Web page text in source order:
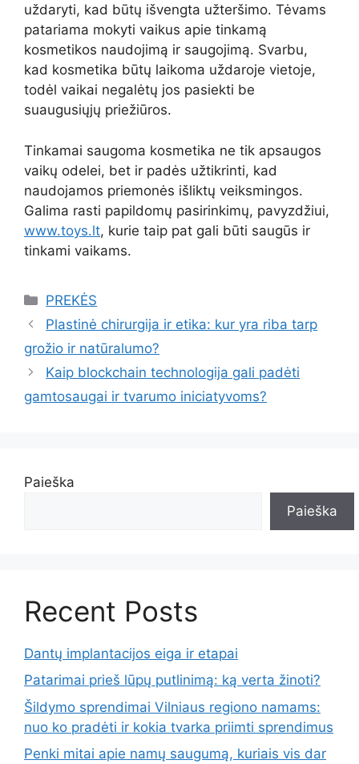
uždaryti, kad būtų išvengta užteršimo. Tėvams
patariama mokyti vaikus apie tinkamą
kosmetikos naudojimą ir saugojimą. Svarbu,
kad kosmetika būtų laikoma uždaroje vietoje,
todėl vaikai negalėtų jos pasiekti be
suaugusiųjų priežiūros.
Tinkamai saugoma kosmetika ne tik apsaugos
vaikų odelei, bet ir padės užtikrinti, kad
naudojamos priemonės išliktų veiksmingos.
Galima rasti papildomų pasirinkimų, pavyzdžiui,
www.toys.lt, kurie taip pat gali būti saugūs ir
tinkami vaikams.
Kategorijos
PREKĖS
Plastinė chirurgija ir etika: kur yra riba tarp
grožio ir natūralumo?
Kaip blockchain technologija gali padėti
gamtosaugai ir tvarumo iniciatyvoms?
Paieška
Paieška
Recent Posts
Dantų implantacijos eiga ir etapai
Patarimai prieš lūpų putlinimą: ką verta žinoti?
Šildymo sprendimai Vilniaus regiono namams:
nuo ko pradėti ir kokia tvarka priimti sprendimus
Penki mitai apie namų saugumą, kuriais vis dar